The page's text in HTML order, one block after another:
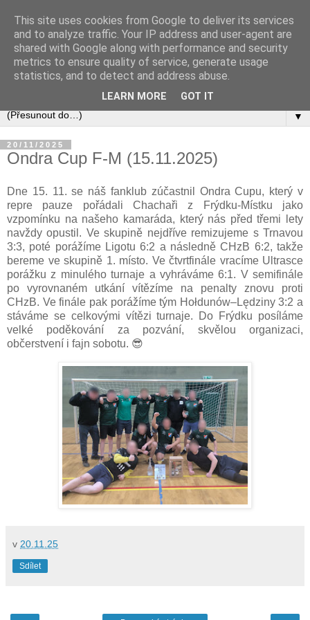
▼
20/11/2025
Ondra Cup F-M (15.11.2025)
Dne 15. 11. se náš fanklub zúčastnil Ondra Cupu, který v
repre pauze pořádali Chachaři z Frýdku-Místku jako
vzpomínku na našeho kamaráda, který nás před třemi lety
navždy opustil. Ve skupině nejdříve remizujeme s Trnavou
3:3, poté porážíme Ligotu 6:2 a následně CHzB 6:2, takže
bereme ve skupině 1. místo. Ve čtvrtfinále vracíme Ultrasce
porážku z minulého turnaje a vyhráváme 6:1. V semifinále
po vyrovnaném utkání vítězíme na penalty znovu proti
CHzB. Ve finále pak porážíme tým Hołdunów–Lędziny 3:2 a
stáváme se celkovými vítězi turnaje. Do Frýdku posíláme
velké poděkování za pozvání, skvělou organizaci,
občerstvení i fajn sobotu. 😎
v 20.11.25
Sdílet
This site uses cookies from Google to deliver its services
and to analyze traffic. Your IP address and user-agent are
shared with Google along with performance and security
metrics to ensure quality of service, generate usage
statistics, and to detect and address abuse.
LEARN MORE GOT IT